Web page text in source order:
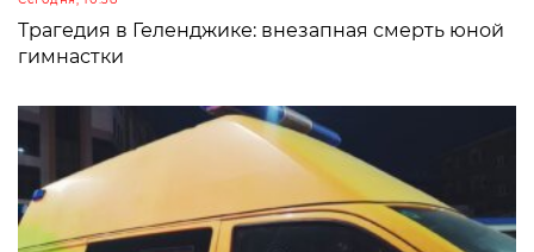
Трагедия в Геленджике: внезапная смерть юной
гимнастки